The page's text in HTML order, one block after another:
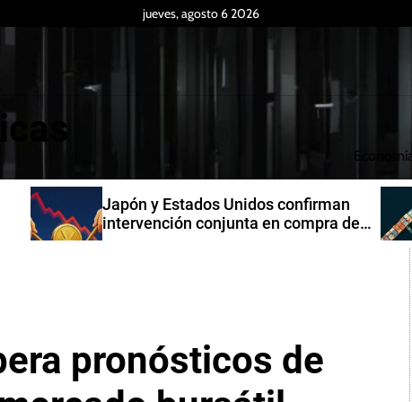
jueves, agosto 6 2026
Economía
de
Producción industrial de la India
creció 7,3% en junio de 2026
pronósticos de